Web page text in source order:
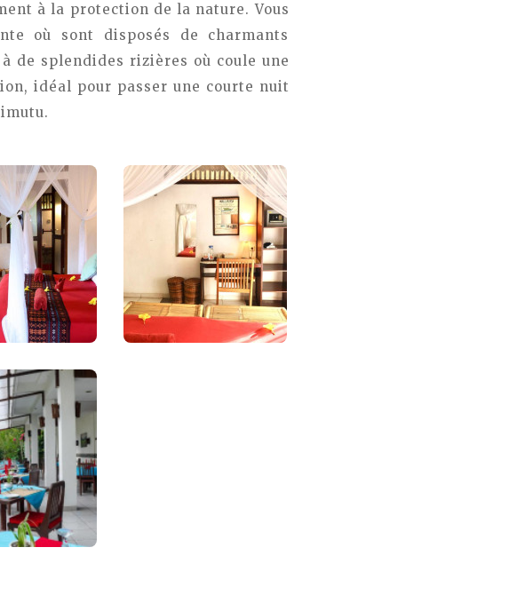
à la protection de la nature. Vous
où sont disposés de charmants
de splendides rizières où coule une
idéal pour passer une courte nuit